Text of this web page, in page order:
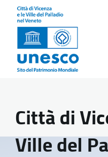
Città di
Ville del